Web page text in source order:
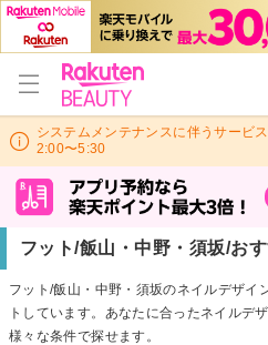
システムメンテナンスに伴うサービ
2:00〜5:30
フット/飯山・中野・須坂/お
フット/飯山・中野・須坂のネイルデザイ
トしています。あなたに合ったネイルデ
様々な条件で探せます。